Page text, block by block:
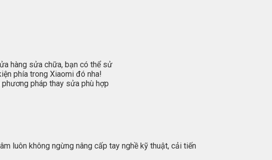
hàng sửa chữa, bạn có thể sử
phía trong Xiaomi đó nha!
pháp thay sửa phù hợp
luôn không ngừng nâng cấp tay nghề kỹ thuật, cải tiến